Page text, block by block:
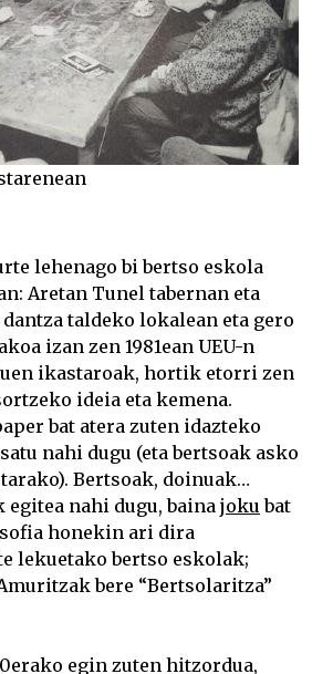
lehenago bi bertso eskola
Aretan Tunel tabernan eta
taldeko lokalean eta gero
izan zen 1981ean UEU-n
ikastaroak, hortik etorri zen
ideia eta kemena.
bat atera zuten idazteko
nahi dugu (eta bertsoak asko
Bertsoak, doinuak…
egitea nahi dugu, baina joku bat
honekin ari dira
lekuetako bertso eskolak;
bere “Bertsolaritza”
egin zuten hitzordua,